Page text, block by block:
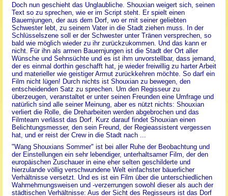
Doch nun geschieht das Unglaubliche. Shouxian weigert sich, seinen
Text so zu sprechen, wie er im Script steht. Er spielt einen
Bauernjungen, der aus dem Dorf, wo er mit seiner geliebten
Schwester lebt, zu seinem Vater in die Stadt ziehen muss. In der
Schlüsselszene soll er der Schwester unter Tränen versprechen, so
bald wie möglich wieder zu ihr zurückzukommen. Und das kann er
nicht. Für ihn als armen Bauernjungen ist die Stadt der Ort aller
Wünsche und Sehnsüchte und es ist ihm unvorstellbar, dass jemand,
der es einmal dorthin geschafft hat, je wieder freiwillig zu harter Arbeit
und materieller wie geistiger Armut zurückkehren möchte. So darf ein
Film nicht lügen! Durch nichts ist Shouxian zu bewegen, den
entscheidenden Satz zu sprechen. Um den Regisseur zu
überzeugen, veranstaltet er unter seinen Freunden eine Umfrage und
natürlich sind alle seiner Meinung, aber es nützt nichts: Shouxian
verliert die Rolle, die Dreharbeiten werden abgebrochen und das
Filmteam verlässt das Dorf. Kurz darauf findet Shouxian einen
Belichtungsmesser, den sein Freund, der Regieassistent vergessen
hat, und er reist der Crew in die Stadt nach ...
"Wang Shouxians Sommer" ist bei aller Ruhe der Beobachtung und
der Einstellungen ein sehr lebendiger, unterhaltsamer Film, der den
europäischen Zuschauer in eine eher selten geschilderte und
hierzulande völlig verschwundene Welt einfachster bäuerlicher
Verhältnisse versetzt. Und es ist ein Film über die unterschiedlichen
Wahrnehmungsweisen und -verzerrungen sowohl dieser als auch der
städtischen Verhältnisse: Aus der Sicht des Regisseurs ist das Dorf